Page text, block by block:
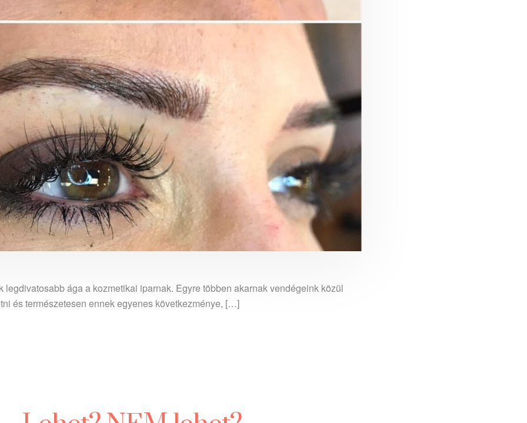
legdivatosabb ága a kozmetikai iparnak. Egyre többen akarnak vendégeink közül
és természetesen ennek egyenes következménye, […]